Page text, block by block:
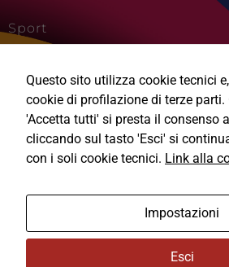
Sport
Viaggi e Vacanze
Ⓒ2026, Technical Design
Informativa Privacy
Questo sito utilizza cookie tecnici
cookie di profilazione di terze
'Accetta tutti' si presta il consenso
cliccando sul tasto 'Esci' si
con i soli cookie tecnici. Link alla
Impostazioni
Esci